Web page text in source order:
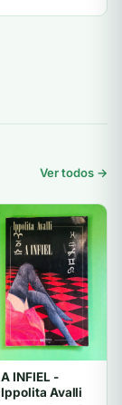
Ver todos →
A INFIEL -
Ippolita Avalli